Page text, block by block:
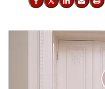
Del på Facebook
Del på X (Twitter)
Del påSend